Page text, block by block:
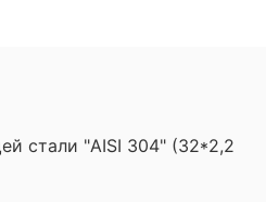
стали "AISI 304" (32*2,2